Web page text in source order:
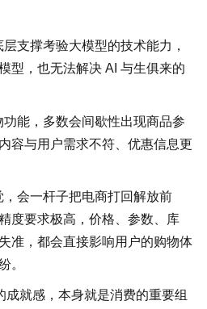
支撑考验大模型的技术能力，
型，也无法解决 AI 与生俱来的
能，多数会间歇性出现商品参
容与用户需求不符、优惠信息更
会一杆子把电商打回解放前
要求极高，价格、参数、库
准，都会直接影响用户的购物体
。
成就感，本身就是消费的重要组